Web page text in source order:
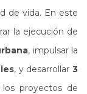
de vida. En este
la ejecución de
, impulsar la
, y desarrollar3
proyectos de